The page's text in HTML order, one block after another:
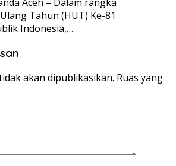
Tahun (HUT) Ke-81
Indonesia,…
akan dipublikasikan. Ruas yang